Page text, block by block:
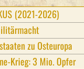
(2021-2026)
zu Osteuropa
Krieg: 3 Mio. Opfer